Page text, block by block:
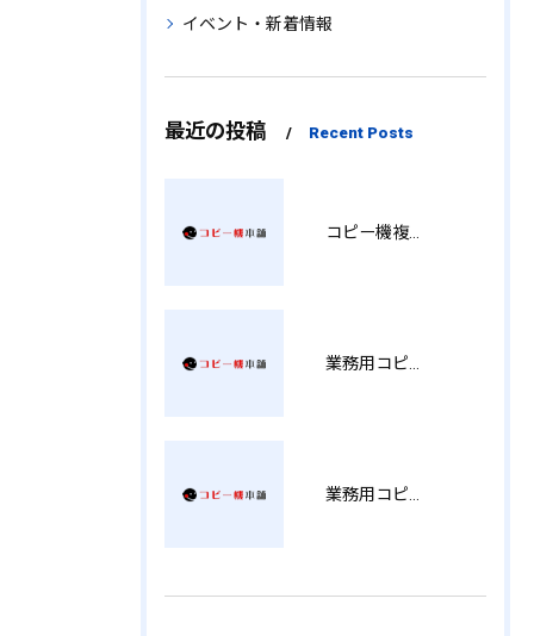
イベント・新着情報
最近の投稿 Recent Posts
コピー機複合機の選び方と費用比較 MT